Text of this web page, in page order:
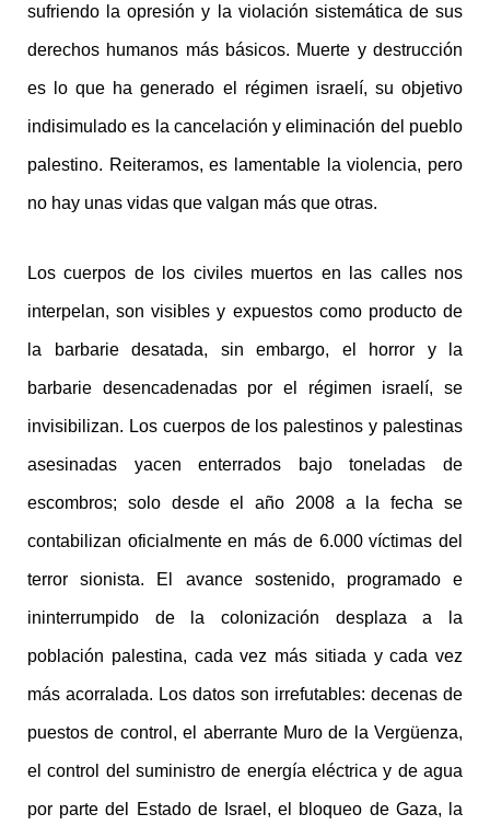
sufriendo la opresión y la violación sistemática de sus
derechos humanos más básicos. Muerte y destrucción
es lo que ha generado el régimen israelí, su objetivo
indisimulado es la cancelación y eliminación del pueblo
palestino. Reiteramos, es lamentable la violencia, pero
no hay unas vidas que valgan más que otras.
Los cuerpos de los civiles muertos en las calles nos
interpelan, son visibles y expuestos como producto de
la barbarie desatada, sin embargo, el horror y la
barbarie desencadenadas por el régimen israelí, se
invisibilizan. Los cuerpos de los palestinos y palestinas
asesinadas yacen enterrados bajo toneladas de
escombros; solo desde el año 2008 a la fecha se
contabilizan oficialmente en más de 6.000 víctimas del
terror sionista. El avance sostenido, programado e
ininterrumpido de la colonización desplaza a la
población palestina, cada vez más sitiada y cada vez
más acorralada. Los datos son irrefutables: decenas de
puestos de control, el aberrante Muro de la Vergüenza,
el control del suministro de energía eléctrica y de agua
por parte del Estado de Israel, el bloqueo de Gaza, la